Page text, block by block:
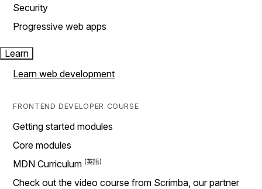
Security
Progressive web apps
Learn
Learn web development
FRONTEND DEVELOPER COURSE
Getting started modules
Core modules
MDN Curriculum
Check out the video course from Scrimba, our partner